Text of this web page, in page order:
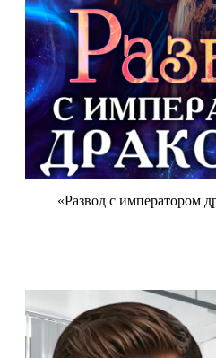
«Развод с императором